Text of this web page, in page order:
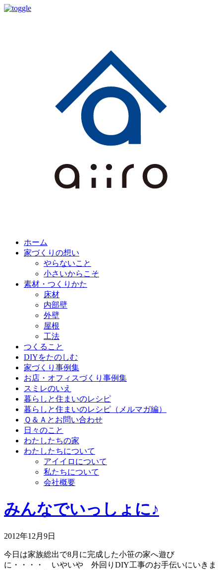
ホーム
家づくりの想い
やらないこと
小さいからこそ
素材・つくりかた
床材
内部壁
外壁
屋根
工法
つくること
DIYをたのしむ
家づくり事例集
お店・オフィスづくり事例集
スミレのいえ
暮らしと住まいのレシピ
暮らしと住まいのレシピ（メルマガ編）
Ｑ＆Ａとお問い合わせ
日々のこと
わたしたちの家
わたしたちについて
アイイロについて
私たちについて
会社概要
みんなでいっしょに♪
2012年12月9日
今日は家族総出で8月に完成した小笹の家へ遊び
に・・・・ いやいや 外回りDIY工事のお手伝いにいきま